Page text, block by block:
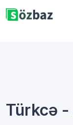
Türkcə